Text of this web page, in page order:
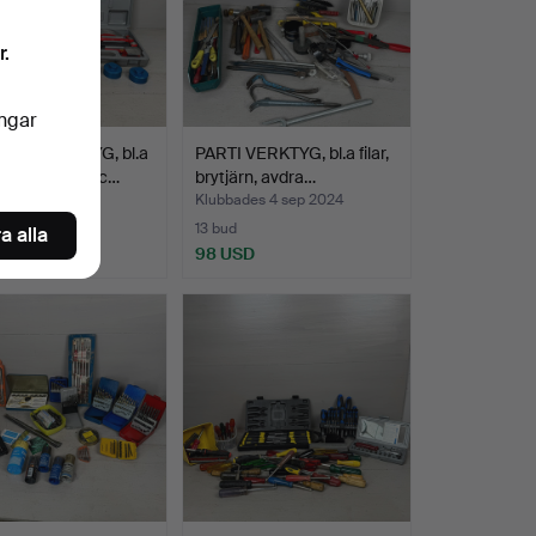
RIKTVERKTYG, bl.a
m.m, c…
PARTI VERKTYG, bl.a filar,
brytjärn, avdra…
Klubbades 4 sep 2024
13 bud
98 USD
alla